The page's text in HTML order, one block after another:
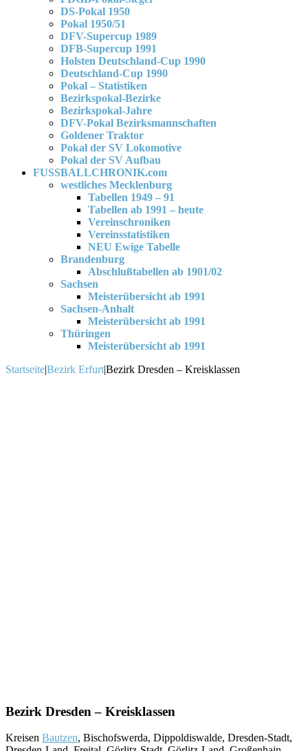
DS-Pokal 1950
Pokal 1950/51
DFV-Supercup 1989
DFB-Supercup 1991
Holsten Deutschland-Cup 1990
Deutschland-Cup 1990
Pokal – Statistiken
Bezirkspokal-Bezirke
Bezirkspokal-Jahre
DFV-Pokal Bezirksmannschaften
Goldener Traktor
Pokal der SV Lokomotive
Pokal der SV Aufbau
FUSSBALLCHRONIK.com
westliches Mecklenburg
Tabellen 1949 – 91
Tabellen ab 1991 – heute
Vereinschroniken
Vereinsstatistiken
NEU Ewige Tabelle
Brandenburg
Abschlußtabellen ab 1901/02
Sachsen
Meisterübersicht ab 1991
Sachsen-Anhalt
Meisterübersicht ab 1991
Thüringen
Meisterübersicht ab 1991
Startseite|Bezirk Erfurt|Bezirk Dresden – Kreisklassen
Bezirk Dresden – Kreisklassen
Kreisen Bautzen, Bischofswerda, Dippoldiswalde, Dresden-Stadt,